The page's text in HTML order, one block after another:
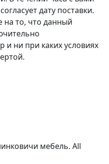
дату поставки.
то, что данный
ни при каких условиях
мебель. All